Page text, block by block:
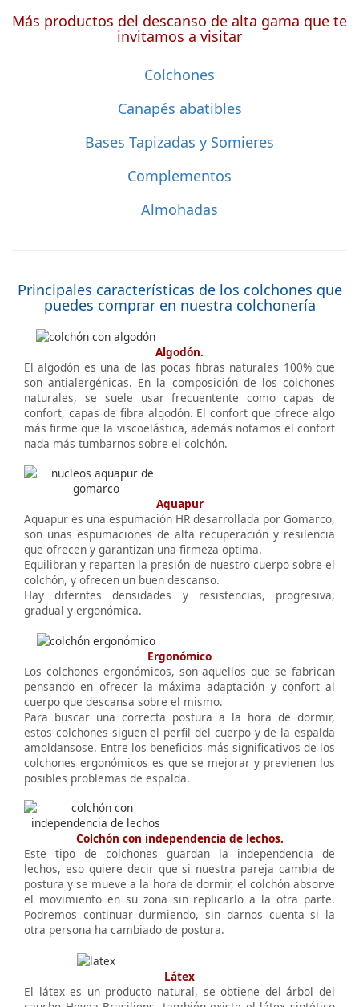
Más productos del descanso de alta gama que te
invitamos a visitar
Colchones
Canapés abatibles
Bases Tapizadas y Somieres
Complementos
Almohadas
Principales características de los colchones que
puedes comprar en nuestra colchonería
Algodón.
El algodón es una de las pocas fibras naturales 100% que
son antialergénicas. En la composición de los colchones
naturales, se suele usar frecuentente como capas de
confort, capas de fibra algodón. El confort que ofrece algo
más firme que la viscoelástica, además notamos el confort
nada más tumbarnos sobre el colchón.
Aquapur
Aquapur es una espumación HR desarrollada por Gomarco,
son unas espumaciones de alta recuperación y resilencia
que ofrecen y garantizan una firmeza optima.
Equilibran y reparten la presión de nuestro cuerpo sobre el
colchón, y ofrecen un buen descanso.
Hay diferntes densidades y resistencias, progresiva,
gradual y ergonómica.
Ergonómico
Los colchones ergonómicos, son aquellos que se fabrican
pensando en ofrecer la máxima adaptación y confort al
cuerpo que descansa sobre el mismo.
Para buscar una correcta postura a la hora de dormir,
estos colchones siguen el perfil del cuerpo y de la espalda
amoldansose. Entre los beneficios más significativos de los
colchones ergonómicos es que se mejorar y previenen los
posibles problemas de espalda.
Colchón con independencia de lechos.
Este tipo de colchones guardan la independencia de
lechos, eso quiere decir que si nuestra pareja cambia de
postura y se mueve a la hora de dormir, el colchón absorve
el movimiento en su zona sin replicarlo a la otra parte.
Podremos continuar durmiendo, sin darnos cuenta si la
otra persona ha cambiado de postura.
Látex
El látex es un producto natural, se obtiene del árbol del